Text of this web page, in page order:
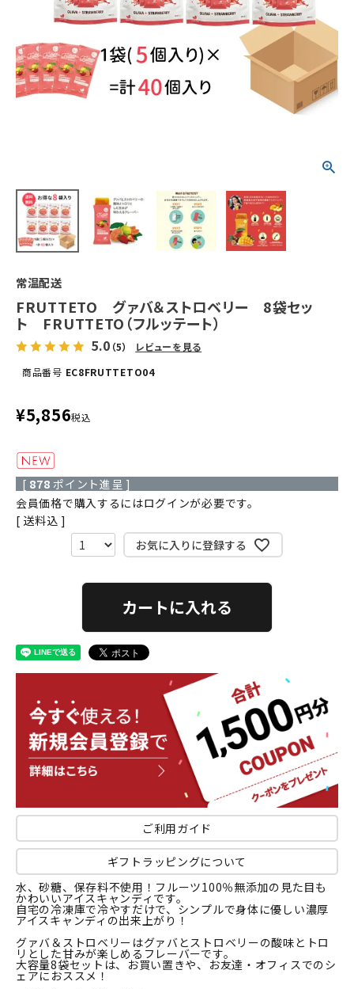
常温配送
FRUTTETO グァバ＆ストロベリー 8袋セッ
ト FRUTTETO（フルッテート）
5.0 （5）
レビューを見る
商品番号 EC8FRUTTETO04
¥5,856税込
[ 878 ポイント進呈 ]
会員価格で購入するにはログインが必要です。
送料込
お気に入りに登録する
カートに入れる
ご利用ガイド
ギフトラッピングについて
水、砂糖、保存料不使用！フルーツ100％無添加の見た目も
かわいいアイスキャンディです。
自宅の冷凍庫で冷やすだけで、シンプルで身体に優しい濃厚
アイスキャンディの出来上がり！
グァバ＆ストロベリーはグァバとストロベリーの酸味とトロ
リとした甘みが楽しめるフレーバーです。
大容量8袋セットは、お買い置きや、お友達・オフィスでのシ
ェアにおススメ！